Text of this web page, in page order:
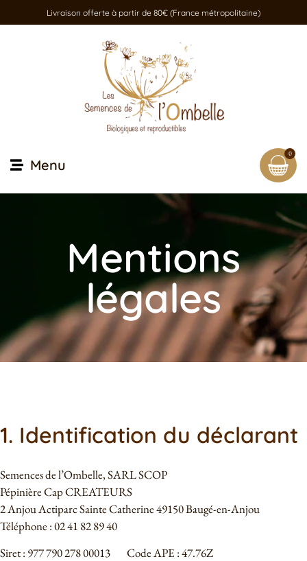
Livraison offerte à partir de 80€ (France métropolitaine)
Menu
0
Mentions
légales
1. Identification du déclarant
Semences de l’Ombelle, SARL SCOP
Pépinière Cap CREATEURS
2 Anjou Actiparc Sainte Catherine 49150 Baugé-en-Anjou
Téléphone : 02 41 82 89 40
Siret : 977 790 278 00013 Code APE : 47.76Z